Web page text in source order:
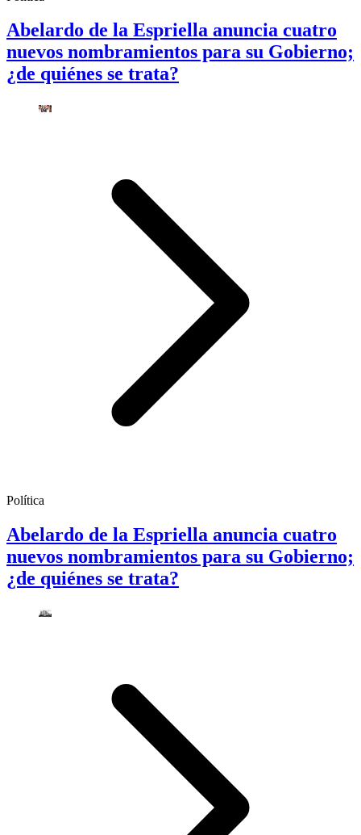
Abelardo de la Espriella anuncia cuatro
nuevos nombramientos para su Gobierno;
¿de quiénes se trata?
Política
Abelardo de la Espriella anuncia cuatro
nuevos nombramientos para su Gobierno;
¿de quiénes se trata?